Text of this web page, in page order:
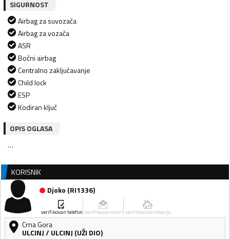
SIGURNOST
Airbag za suvozača
Airbag za vozača
ASR
Bočni airbag
Centralno zaključavanje
Child lock
ESP
Kodiran ključ
OPIS OGLASA
…
KORISNIK
Djoko (RI1336)
verifikovan telefon verifikovan email verifikovana lokacija
Crna Gora
ULCINJ/ ULCINJ (UŽI DIO)